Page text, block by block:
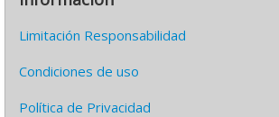
Limitación Responsabilidad
Condiciones de uso
Política de Privacidad